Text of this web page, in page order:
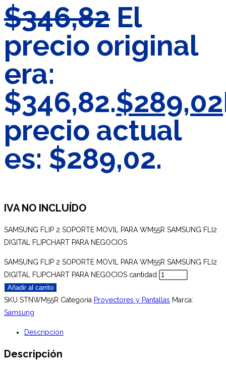
$346,82 El
precio original
era:
$346,82.$289,02
precio actual
es: $289,02.
IVA NO INCLUÍDO
SAMSUNG FLIP 2 SOPORTE MOVIL PARA WM55R SAMSUNG FLI2
DIGITAL FLIPCHART PARA NEGOCIOS
SAMSUNG FLIP 2 SOPORTE MOVIL PARA WM55R SAMSUNG FLI2
DIGITAL FLIPCHART PARA NEGOCIOS cantidad
Añadir al carrito
SKU STNWM55R Categoría Proyectores y Pantallas Marca:
Samsung
Descripción
Descripción